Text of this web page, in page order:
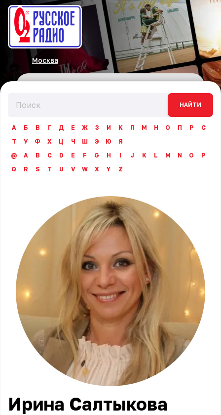
Москва
НАЙТИ
А Б В Г Д Е Ж З И К Л М Н О П Р
С
Т
У Ф Х Ц Ч Ш Э Ю
Я
@
A B C D E F G H I J K L M N O
P
Q
R S T U V W X Y Z
Ирина Салтыкова